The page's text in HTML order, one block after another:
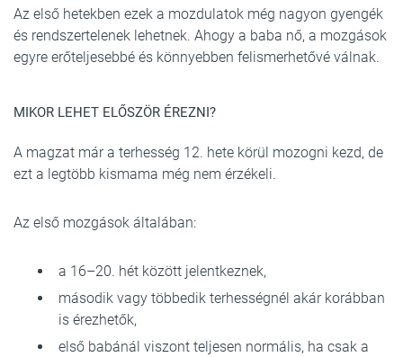
Az első hetekben ezek a mozdulatok még nagyon gyengék
és rendszertelenek lehetnek. Ahogy a baba nő, a mozgások
egyre erőteljesebbé és könnyebben felismerhetővé válnak.
MIKOR LEHET ELŐSZÖR ÉREZNI?
A magzat már a terhesség 12. hete körül mozogni kezd, de
ezt a legtöbb kismama még nem érzékeli.
Az első mozgások általában:
a 16–20. hét között jelentkeznek,
második vagy többedik terhességnél akár korábban
is érezhetők,
első babánál viszont teljesen normális, ha csak a